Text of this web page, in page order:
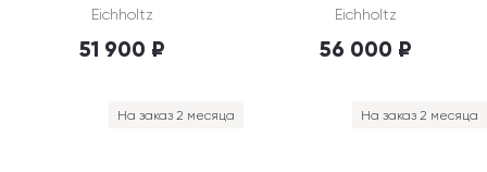
Eichholtz
51 900 ₽
Eichholtz
56 000 ₽
На заказ 2 месяца На заказ 2 месяца